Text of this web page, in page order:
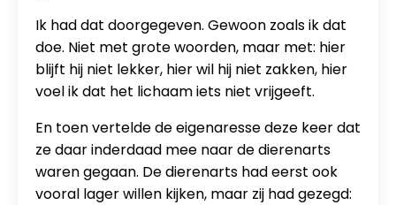
Ik had dat doorgegeven. Gewoon zoals ik dat
doe. Niet met grote woorden, maar met: hier
blijft hij niet lekker, hier wil hij niet zakken, hier
voel ik dat het lichaam iets niet vrijgeeft.
En toen vertelde de eigenaresse deze keer dat
ze daar inderdaad mee naar de dierenarts
waren gegaan. De dierenarts had eerst ook
vooral lager willen kijken, maar zij had gezegd: